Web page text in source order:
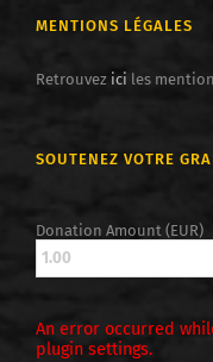
MENTIONS LÉGALES
Retrouvez ici les
SOUTENEZ VOTRE
Donation Amount (EUR)
An error occurred
plugin settings.